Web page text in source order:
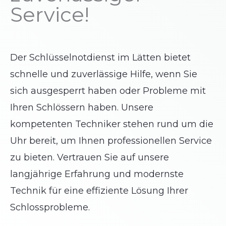
Service!
Der Schlüsselnotdienst im Lätten bietet
schnelle und zuverlässige Hilfe, wenn Sie
sich ausgesperrt haben oder Probleme mit
Ihren Schlössern haben. Unsere
kompetenten Techniker stehen rund um die
Uhr bereit, um Ihnen professionellen Service
zu bieten. Vertrauen Sie auf unsere
langjährige Erfahrung und modernste
Technik für eine effiziente Lösung Ihrer
Schlossprobleme.